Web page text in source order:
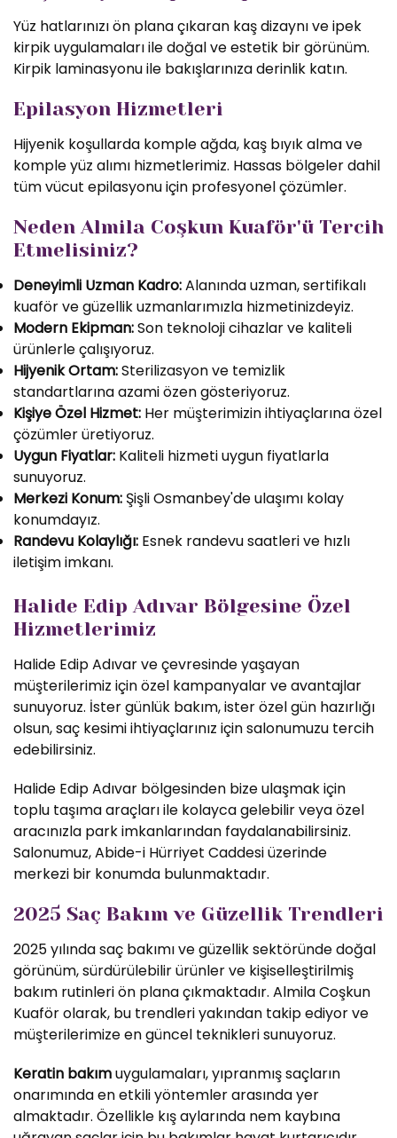
Yüz hatlarınızı ön plana çıkaran kaş dizaynı ve ipek
kirpik uygulamaları ile doğal ve estetik bir görünüm.
Kirpik laminasyonu ile bakışlarınıza derinlik katın.
Epilasyon Hizmetleri
Hijyenik koşullarda komple ağda, kaş bıyık alma ve
komple yüz alımı hizmetlerimiz. Hassas bölgeler dahil
tüm vücut epilasyonu için profesyonel çözümler.
Neden Almila Coşkun Kuaför'ü Tercih
Etmelisiniz?
Deneyimli Uzman Kadro:Alanında uzman, sertifikalı
kuaför ve güzellik uzmanlarımızla hizmetinizdeyiz.
Modern Ekipman:Son teknoloji cihazlar ve kaliteli
ürünlerle çalışıyoruz.
Hijyenik Ortam:Sterilizasyon ve temizlik
standartlarına azami özen gösteriyoruz.
Kişiye Özel Hizmet: Her müşterimizin ihtiyaçlarına özel
çözümler üretiyoruz.
Uygun Fiyatlar: Kaliteli hizmeti uygun fiyatlarla
sunuyoruz.
Merkezi Konum: Şişli Osmanbey'de ulaşımı kolay
konumdayız.
Randevu Kolaylığı: Esnek randevu saatleri ve hızlı
iletişim imkanı.
Halide Edip Adıvar Bölgesine Özel
Hizmetlerimiz
Halide Edip Adıvar ve çevresinde yaşayan
müşterilerimiz için özel kampanyalar ve avantajlar
sunuyoruz. İster günlük bakım, ister özel gün hazırlığı
olsun, saç kesimi ihtiyaçlarınız için salonumuzu tercih
edebilirsiniz.
Halide Edip Adıvar bölgesinden bize ulaşmak için
toplu taşıma araçları ile kolayca gelebilir veya özel
aracınızla park imkanlarından faydalanabilirsiniz.
Salonumuz, Abide-i Hürriyet Caddesi üzerinde
merkezi bir konumda bulunmaktadır.
2025 Saç Bakım ve Güzellik Trendleri
2025 yılında saç bakımı ve güzellik sektöründe doğal
görünüm, sürdürülebilir ürünler ve kişiselleştirilmiş
bakım rutinleri ön plana çıkmaktadır. Almila Coşkun
Kuaför olarak, bu trendleri yakından takip ediyor ve
müşterilerimize en güncel teknikleri sunuyoruz.
Keratin bakımuygulamaları, yıpranmış saçların
onarımında en etkili yöntemler arasında yer
almaktadır. Özellikle kış aylarında nem kaybına